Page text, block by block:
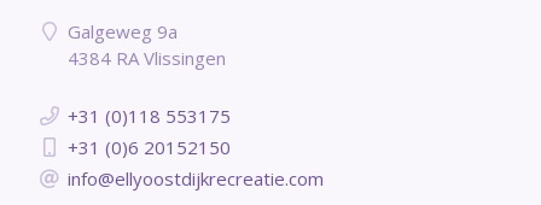
Galgeweg 9a
4384 RA Vlissingen
+31 (0)118 553175
+31 (0)6 20152150
info@ellyoostdijkrecreatie.com